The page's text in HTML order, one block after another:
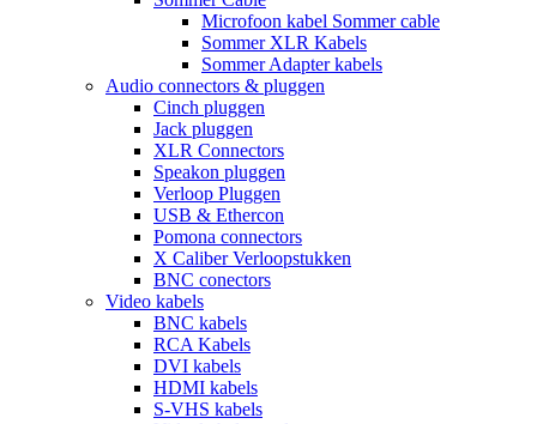
Microfoon kabel Sommer cable
Sommer XLR Kabels
Sommer Adapter kabels
Audio connectors & pluggen
Cinch pluggen
Jack pluggen
XLR Connectors
Speakon pluggen
Verloop Pluggen
USB & Ethercon
Pomona connectors
X Caliber Verloopstukken
BNC conectors
Video kabels
BNC kabels
RCA Kabels
DVI kabels
HDMI kabels
S-VHS kabels